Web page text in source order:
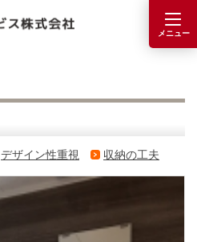
デザイン性重視 収納の工夫